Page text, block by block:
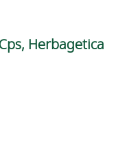
Herbagetica